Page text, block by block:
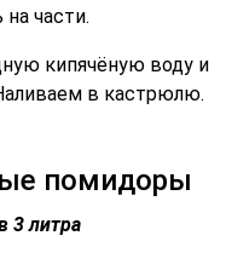
части.
кипячёную воду и
в кастрюлю.
помидоры
3 литра